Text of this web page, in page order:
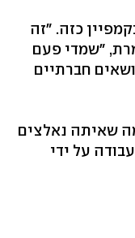
כזה. "זה
"שמדי פעם
חברתיים
שאיתה נאלצים
על ידי